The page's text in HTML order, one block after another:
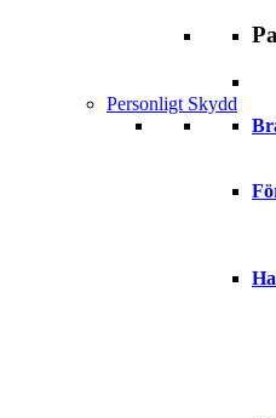
Personligt Skydd